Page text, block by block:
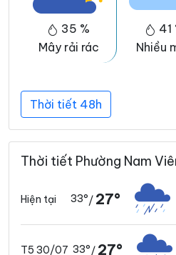
35 %
Mây rải rác
41
Nhiều
Thời tiết 48h
Thời tiết Phường Nam
Hiện tại 33°/ 27°
T5 30/07 33°/ 27°